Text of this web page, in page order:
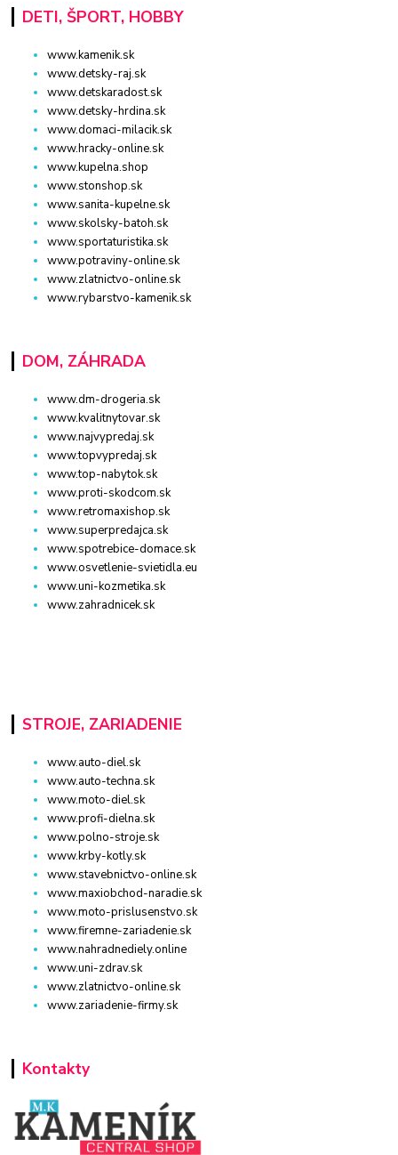
DETI, ŠPORT, HOBBY
www.kamenik.sk
www.detsky-raj.sk
www.detskaradost.sk
www.detsky-hrdina.sk
www.domaci-milacik.sk
www.hracky-online.sk
www.kupelna.shop
www.stonshop.sk
www.sanita-kupelne.sk
www.skolsky-batoh.sk
www.sportaturistika.sk
www.potraviny-online.sk
www.zlatnictvo-online.sk
www.rybarstvo-kamenik.sk
DOM, ZÁHRADA
www.dm-drogeria.sk
www.kvalitnytovar.sk
www.najvypredaj.sk
www.topvypredaj.sk
www.top-nabytok.sk
www.proti-skodcom.sk
www.retromaxishop.sk
www.superpredajca.sk
www.spotrebice-domace.sk
www.osvetlenie-svietidla.eu
www.uni-kozmetika.sk
www.zahradnicek.sk
STROJE, ZARIADENIE
www.auto-diel.sk
www.auto-techna.sk
www.moto-diel.sk
www.profi-dielna.sk
www.polno-stroje.sk
www.krby-kotly.sk
www.stavebnictvo-online.sk
www.maxiobchod-naradie.sk
www.moto-prislusenstvo.sk
www.firemne-zariadenie.sk
www.nahradnediely.online
www.uni-zdrav.sk
www.zlatnictvo-online.sk
www.zariadenie-firmy.sk
Kontakty